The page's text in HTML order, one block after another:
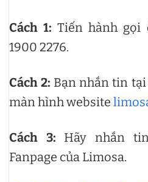
Cách 1: Tiến hành
1900 2276.
Cách 2: Bạn nhắn tin
màn hình website
Cách 3: Hãy nhắn
Fanpage của Limosa.